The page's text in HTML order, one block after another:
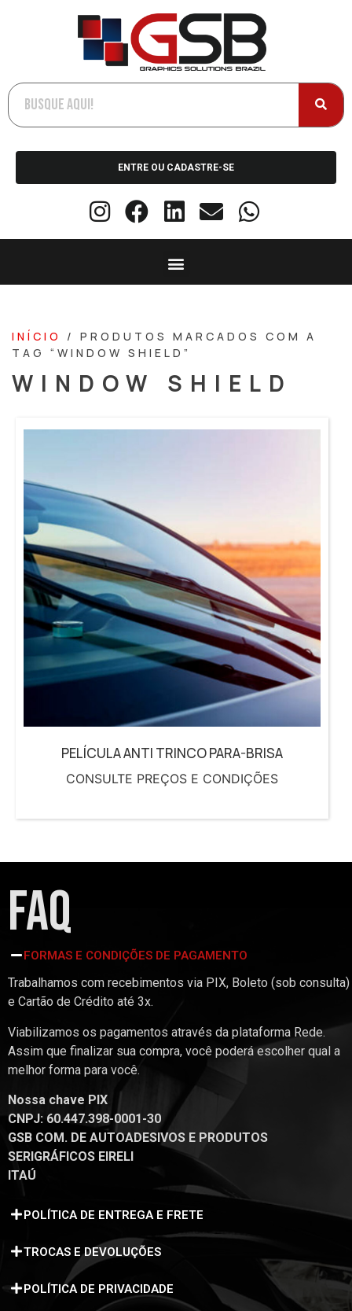
ENTRE OU CADASTRE-SE
INÍCIO
/ PRODUTOS MARCADOS COM A
TAG “WINDOW SHIELD”
WINDOW SHIELD
PELÍCULA ANTI TRINCO PARA-BRISA
CONSULTE PREÇOS E CONDIÇÕES
FAQ
FORMAS E CONDIÇÕES DE PAGAMENTO
Trabalhamos com recebimentos via PIX, Boleto (sob consulta)
e Cartão de Crédito até 3x.
Viabilizamos os pagamentos através da plataforma Rede.
Assim que finalizar sua compra, você poderá escolher qual a
melhor forma para você.
Nossa chave PIX
CNPJ: 60.447.398-0001-30
GSB COM. DE AUTOADESIVOS E PRODUTOS
SERIGRÁFICOS EIRELI
ITAÚ
POLÍTICA DE ENTREGA E FRETE
TROCAS E DEVOLUÇÕES
POLÍTICA DE PRIVACIDADE